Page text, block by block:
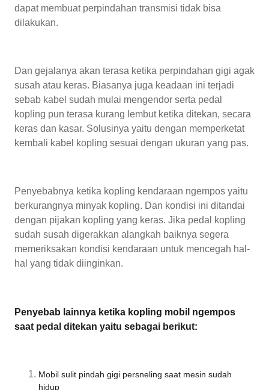
dapat membuat perpindahan transmisi tidak bisa
dilakukan.
Dan gejalanya akan terasa ketika perpindahan gigi agak
susah atau keras. Biasanya juga keadaan ini terjadi
sebab kabel sudah mulai mengendor serta pedal
kopling pun terasa kurang lembut ketika ditekan, secara
keras dan kasar. Solusinya yaitu dengan memperketat
kembali kabel kopling sesuai dengan ukuran yang pas.
Penyebabnya ketika kopling kendaraan ngempos yaitu
berkurangnya minyak kopling. Dan kondisi ini ditandai
dengan pijakan kopling yang keras. Jika pedal kopling
sudah susah digerakkan alangkah baiknya segera
memeriksakan kondisi kendaraan untuk mencegah hal-
hal yang tidak diinginkan.
Penyebab lainnya ketika kopling mobil ngempos
saat pedal ditekan yaitu sebagai berikut:
Mobil sulit pindah gigi persneling saat mesin sudah
hidup